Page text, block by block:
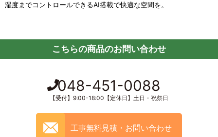
湿度までコントロールできるAI搭載で快適な空間を。
こちらの商品のお問い合わせ
048-451-0088
【受付】9:00-18:00【定休日】土日・祝祭日
工事無料見積・お問い合わせ